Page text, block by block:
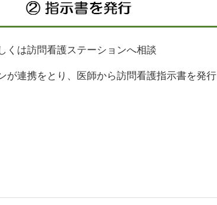
くは訪問看護ステーションへ相談
が連携をとり、医師から訪問看護指示書を発行